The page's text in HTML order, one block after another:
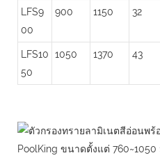
LFS9
00
900 1150 32
LFS10
50
1050 1370 43